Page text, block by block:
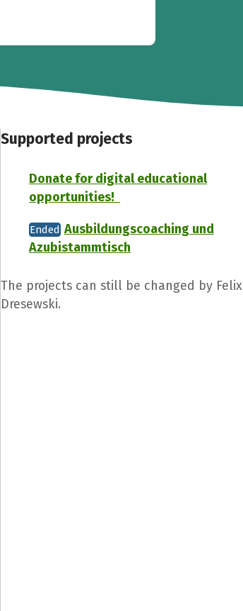
Supported projects
Donate for digital educational
opportunities!
Ended Ausbildungscoaching und
Azubistammtisch
The projects can still be changed by Felix
Dresewski.